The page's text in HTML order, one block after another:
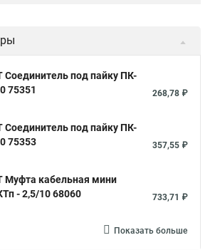
Соединитель под пайку ПК-
75351
268,78 ₽
Соединитель под пайку ПК-
75353
357,55 ₽
Муфта кабельная мини
- 2,5/10 68060
733,71 ₽
Показать больше